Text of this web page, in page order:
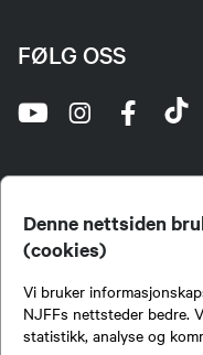
Denne nettsiden
(cookies)
Vi bruker
NJFFs nettsteder bedre.
statistikk, analyse og
FØLG OSS
jegere og sportsfiskere og et av de
fiske i Norge. Vi er en partipolitisk
naturpolitisk engasjement i mange saker.